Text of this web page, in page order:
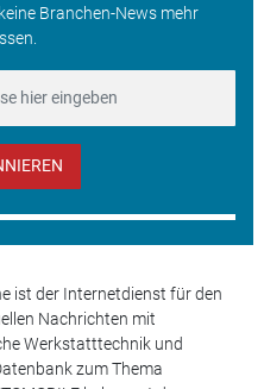
Branchen-News mehr
ist der Internetdienst für den
Nachrichten mit
Werkstatttechnik und
zum Thema